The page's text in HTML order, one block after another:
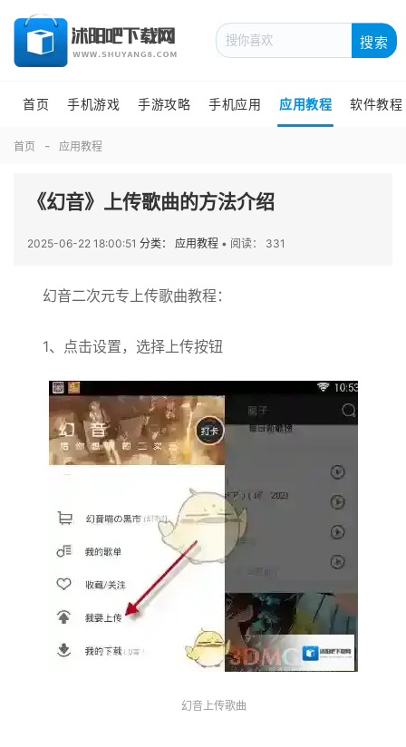
搜索
首页 手机游戏 手游攻略 手机应用 应用教程 软件教程
首页 应用教程
《幻音》上传歌曲的方法介绍
2025-06-22 18:00:51 分类： 应用教程 • 阅读： 331
幻音二次元专上传歌曲教程：
1、点击设置，选择上传按钮
幻音上传歌曲